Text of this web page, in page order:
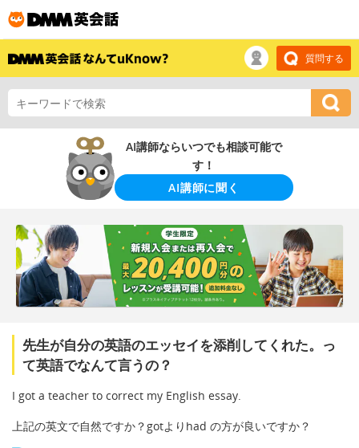
質問する
AI講師ならいつでも相談可能で
す！
AI講師に聞く
先生が自分の英語のエッセイを添削してくれた。っ
て英語でなんて言うの？
I got a teacher to correct my English essay.
上記の英文で自然ですか？gotよりhad の方が良いですか？